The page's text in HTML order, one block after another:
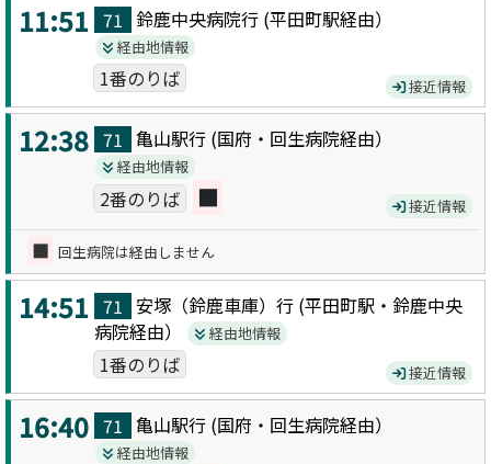
11:51 71 鈴鹿中央病院行 (平田町駅経由）
経由地情報
1番のりば 接近情報
12:38 71 亀山駅行 (国府・回生病院経由）
経由地情報
2番のりば ■ 接近情報
■ 回生病院は経由しません
14:51 71 安塚（鈴鹿車庫） 行 (平田町駅・鈴鹿中央
病院経由） 経由地情報
1番のりば 接近情報
16:40 71 亀山駅行 (国府・回生病院経由）
経由地情報